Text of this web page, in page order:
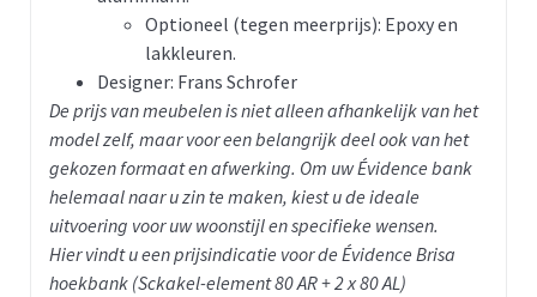
Optioneel (tegen meerprijs): Epoxy en
lakkleuren.
Designer: Frans Schrofer
De prijs van meubelen is niet alleen afhankelijk van het
model zelf, maar voor een belangrijk deel ook van het
gekozen formaat en afwerking. Om uw Évidence bank
helemaal naar u zin te maken, kiest u de ideale
uitvoering voor uw woonstijl en specifieke wensen.
Hier vindt u een prijsindicatie voor de Évidence Brisa
hoekbank (Sckakel-element 80 AR + 2 x 80 AL)